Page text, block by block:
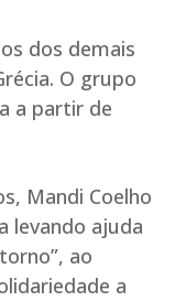
dos demais
O grupo
a partir de
Mandi Coelho
levando ajuda
ao
a